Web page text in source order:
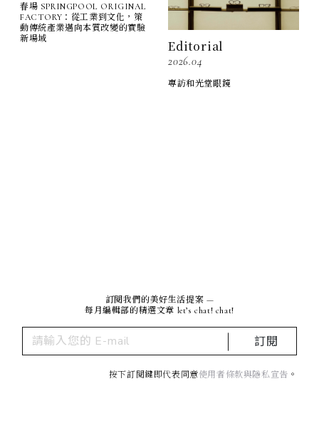
春場 SPRINGPOOL ORIGINAL
FACTORY：從工業到文化，策
動傳統產業邁向本質改變的實驗
新場域
Editorial
2026.04
專訪和光堂眼鏡
訂閱我們的美好生活提案 —
每月編輯部的精選文章 let’s chat! chat!
訂閱
按下訂閱鍵即代表同意使用者條款與隱私宣告 。